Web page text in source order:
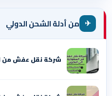
✈ من أدلة الشحن الدولي
شركة نقل عفش من